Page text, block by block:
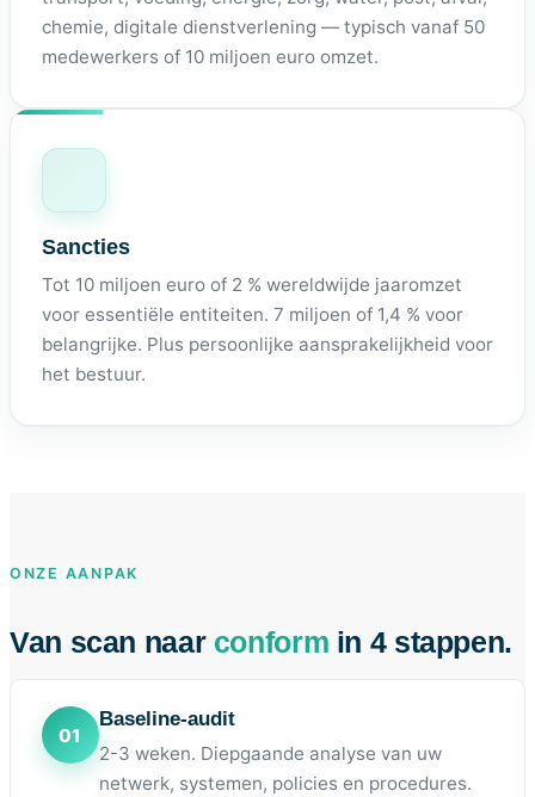
chemie, digitale dienstverlening — typisch vanaf 50
medewerkers of 10 miljoen euro omzet.
Sancties
Tot 10 miljoen euro of 2 % wereldwijde jaaromzet
voor essentiële entiteiten. 7 miljoen of 1,4 % voor
belangrijke. Plus persoonlijke aansprakelijkheid voor
het bestuur.
ONZE AANPAK
Van scan naar conform in 4 stappen.
Baseline-audit
2-3 weken. Diepgaande analyse van uw
netwerk, systemen, policies en procedures.